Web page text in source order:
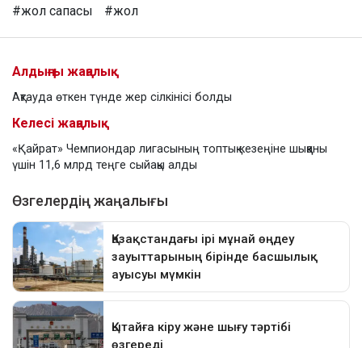
#жол сапасы
#жол
Алдыңғы жаңалық
Ақтауда өткен түнде жер сілкінісі болды
Келесі жаңалық
«Қайрат» Чемпиондар лигасының топтық кезеңіне шыққаны
үшін 11,6 млрд теңге сыйақы алды